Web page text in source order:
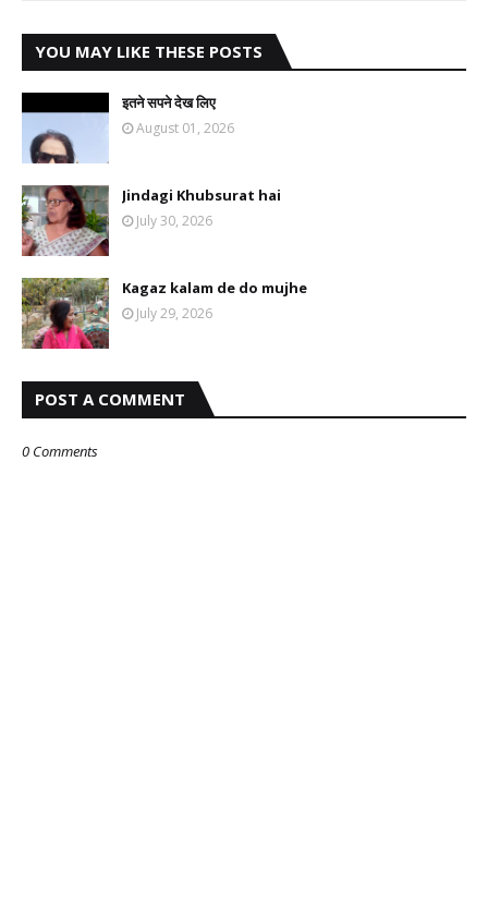
YOU MAY LIKE THESE POSTS
इतने सपने देख लिए
August 01, 2026
Jindagi Khubsurat hai
July 30, 2026
Kagaz kalam de do mujhe
July 29, 2026
POST A COMMENT
0 Comments